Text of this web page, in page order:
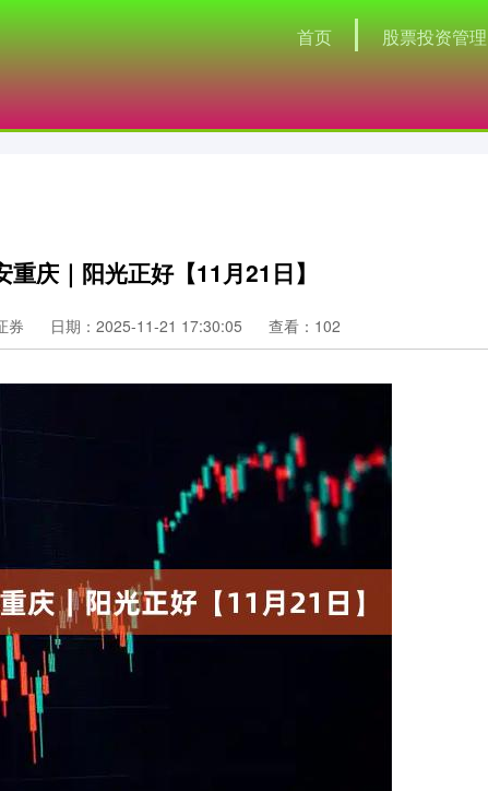
首页 股票投资管理
庆｜阳光正好【11月21日】
券 日期：2025-11-21 17:30:05 查看：102